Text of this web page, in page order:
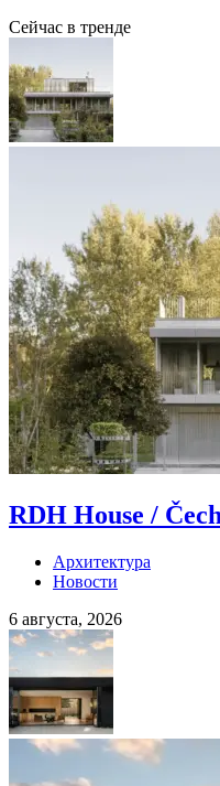
Сейчас в тренде
RDH House /
Архитектура
Новости
6 августа, 2026